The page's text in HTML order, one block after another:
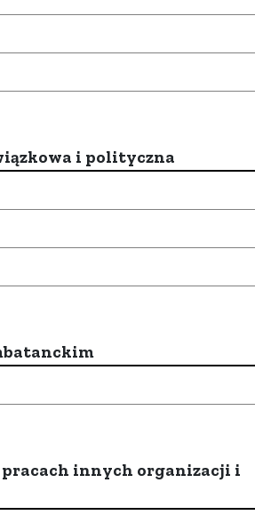
i polityczna
pracach innych organizacji i